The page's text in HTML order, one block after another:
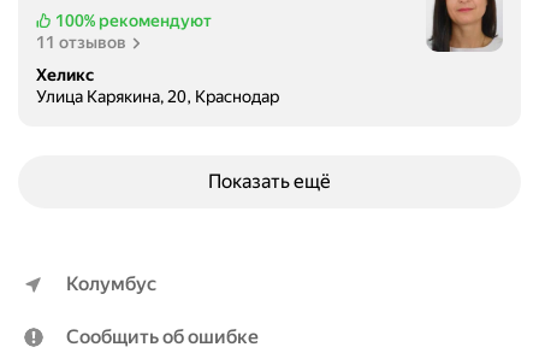
100% рекомендуют
11 отзывов
Хеликс
Улица Карякина, 20, Краснодар
Показать ещё
Колумбус
Сообщить об ошибке